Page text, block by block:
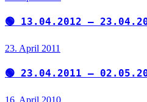
🟢 13.04.2012 –
23. April 2011
🟢 23.04.2011 –
16. April 2010